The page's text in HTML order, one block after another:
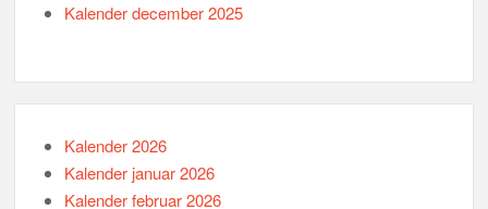
Kalender december 2025
Kalender 2026
Kalender januar 2026
Kalender februar 2026